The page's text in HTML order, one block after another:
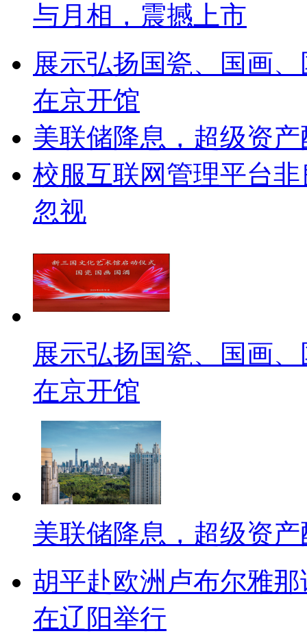
与月相，震撼上市
展示弘扬国瓷、国画
在京开馆
美联储降息，超级资
校服互联网管理平台
忽视
展示弘扬国瓷、国画
在京开馆
美联储降息，超级资
胡平赴欧洲卢布尔雅
在辽阳举行